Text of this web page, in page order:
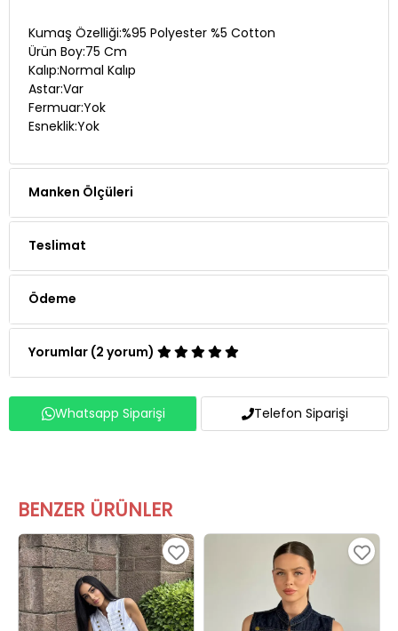
Kumaş Özelliği:%95 Polyester %5 Cotton
Ürün Boy:75 Cm
Kalıp:Normal Kalıp
Astar:Var
Fermuar:Yok
Esneklik:Yok
Manken Ölçüleri
Teslimat
Ödeme
Yorumlar (2 yorum)
Whatsapp Siparişi Telefon Siparişi
BENZER ÜRÜNLER